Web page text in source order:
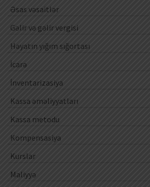
Əsas vəsaitlər
Gəlir və gəlir vergisi
Həyatın yığım sığortası
İcarə
İnventarizasiya
Kassa əməliyyatları
Kassa metodu
Kompensasiya
Kurslar
Maliyyə